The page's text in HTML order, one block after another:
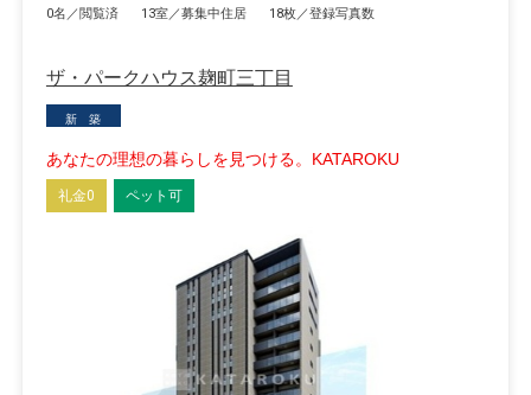
0名／閲覧済 13室／募集中住居 18枚／登録写真数
ザ・パークハウス麹町三丁目
新 築
あなたの理想の暮らしを見つける。KATAROKU
礼金0 ペット可